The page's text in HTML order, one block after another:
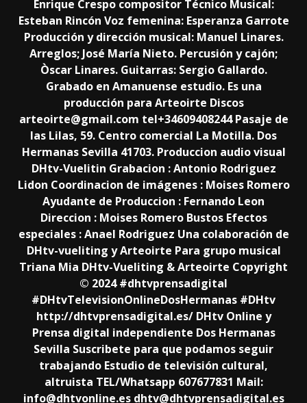
Enrique Crespo compositor Técnico Musical:
Esteban Rincón Voz femenina: Esperanza Garrote
Producción y dirección musical: Manuel Linares.
Arreglos; José María Nieto. Percusión y cajón;
Òscar Linares. Guitarras: Sergio Gallardo.
Grabado en Amanuense estudio. Es una
producción para Arteoirte Discos
arteoirte@gmail.com tel+34609408244 Pasaje de
las Lilas, 59. Centro comercial La Motilla. Dos
Hermanas Sevilla 41703. Produccion audio visual
DHtv-Vuelitin Grabacion : Antonio Rodriguez
Lidon Coordinacion de imágenes : Moises Romero
Ayudante de Produccion : Fernando Leon
Direccion : Moises Romero Bustos Efectos
especiales : Anael Rodriguez Una colaboración de
DHtv-vueliting y Arteoirte Para grupo musical
Triana Mia DHtv-Vueliting & Arteoirte Copyright
© 2024 #dhtvprensadigital
#DHtvTelevisionOnlineDosHermanas​ #DHtv​
http://dhtvprensadigital.es/ DHtv Online y
Prensa digital independiente Dos Hermanas
Sevilla Suscribete para que podamos seguir
trabajando Estudio de televisión cultural,
altruista TEL/Whatsapp 607677831 Mail:
info@dhtvonline.es dhtv@dhtvprensadigital.es